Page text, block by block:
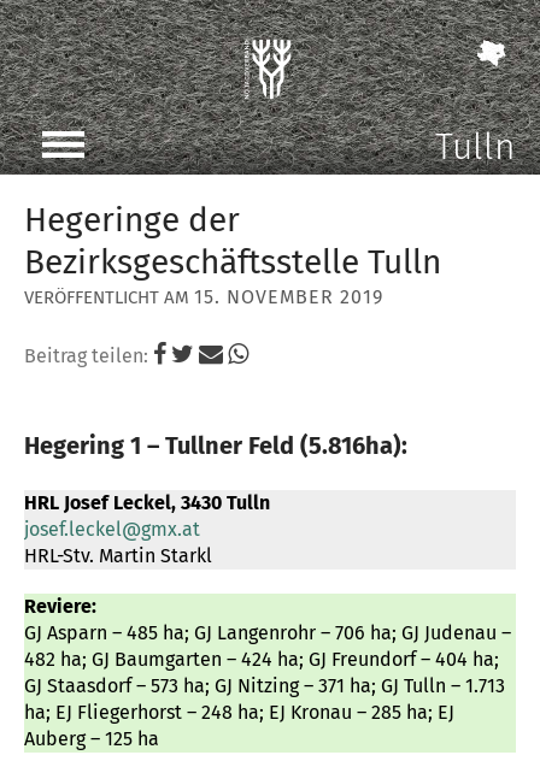
Tulln
Hegeringe der
Bezirksgeschäftsstelle Tulln
15. NOVEMBER 2019
Beitrag teilen:
Hegering 1 – Tullner Feld (5.816ha):
HRL Josef Leckel, 3430 Tulln
josef.leckel@gmx.at
HRL-Stv. Martin Starkl
Reviere:
GJ Asparn – 485 ha; GJ Langenrohr – 706 ha; GJ Judenau –
482 ha; GJ Baumgarten – 424 ha; GJ Freundorf – 404 ha;
GJ Staasdorf – 573 ha; GJ Nitzing – 371 ha; GJ Tulln – 1.713
ha; EJ Fliegerhorst – 248 ha; EJ Kronau – 285 ha; EJ
Auberg – 125 ha